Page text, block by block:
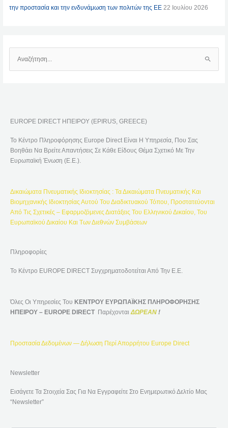
την προστασία και την ενδυνάμωση των πολιτών της ΕΕ 22 Ιουλίου 2026
Τ
Σ
Η
Α
EUROPE DIRECT ΗΠΕΙΡΟΥ (EPIRUS, GREECE)
Το Κέντρο Πληροφόρησης Europe Direct Είναι Η Υπηρεσία, Που Σας
Βοηθάει Να Βρείτε Απαντήσεις Σε Κάθε Είδους Θέμα Σχετικό Με Την
Ευρωπαϊκή Ένωση (Ε.Ε.).
Δικαιώματα Πνευματικής Ιδιοκτησίας : Τα Δικαιώματα Πνευματικής Και
Βιομηχανικής Ιδιοκτησίας Αυτού Του Διαδικτυακού Τόπου, Προστατεύονται
Από Τις Σχετικές – Εφαρμοζόμενες Διατάξεις Του Ελληνικού Δικαίου, Του
Ευρωπαϊκού Δικαίου Και Των Διεθνών Συμβάσεων
Πληροφορίες
Το Κέντρο EUROPE DIRECT Συγχρηματοδοτείται Από Την Ε.Ε.
Όλες Οι Υπηρεσίες Του ΚΕΝΤΡΟΥ ΕΥΡΩΠΑΪΚΗΣ ΠΛΗΡΟΦΟΡΗΣΗΣ
ΗΠΕΙΡΟΥ – EUROPE DIRECT Παρέχονται ΔΩΡΕΑΝ !
Προστασία Δεδομένων — Δήλωση Περί Απορρήτου Europe Direct
Newsletter
Εισάγετε Τα Στοιχεία Σας Για Να Εγγραφείτε Στο Ενημερωτικό Δελτίο Μας
“Newsletter”